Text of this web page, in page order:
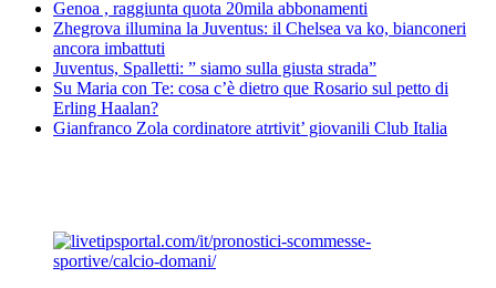
Genoa , raggiunta quota 20mila abbonamenti
Zhegrova illumina la Juventus: il Chelsea va ko, bianconeri
ancora imbattuti
Juventus, Spalletti: ” siamo sulla giusta strada”
Su Maria con Te: cosa c’è dietro que Rosario sul petto di
Erling Haalan?
Gianfranco Zola cordinatore atrtivit’ giovanili Club Italia